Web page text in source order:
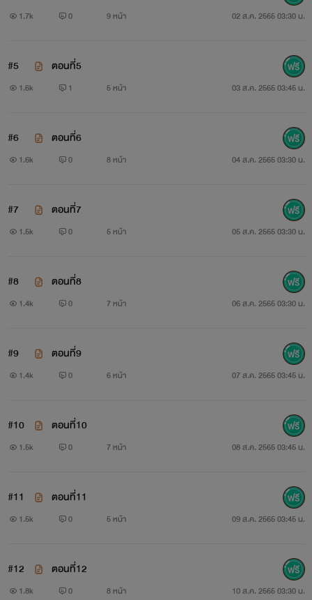
1.7k 0 9 หน้า 02 ส.ค. 2565 03:30 น.
#5 ตอนที่5
1.6k 1 5 หน้า 03 ส.ค. 2565 03:45 น.
#6 ตอนที่6
1.6k 0 8 หน้า 04 ส.ค. 2565 03:30 น.
#7 ตอนที่7
1.5k 0 5 หน้า 05 ส.ค. 2565 03:30 น.
#8 ตอนที่8
1.4k 0 7 หน้า 06 ส.ค. 2565 03:30 น.
#9 ตอนที่9
1.4k 0 6 หน้า 07 ส.ค. 2565 03:45 น.
#10 ตอนที่10
1.5k 0 7 หน้า 08 ส.ค. 2565 03:45 น.
#11 ตอนที่11
1.5k 0 5 หน้า 09 ส.ค. 2565 03:45 น.
#12 ตอนที่12
1.8k 0 8 หน้า 10 ส.ค. 2565 03:30 น.